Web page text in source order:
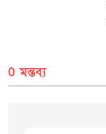
0 মন্তব্য